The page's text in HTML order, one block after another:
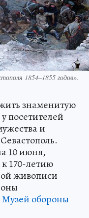
1854–1855 годов».
знаменитую
посетителей
и
10 июня,
170-летию
живописи
Музей обороны